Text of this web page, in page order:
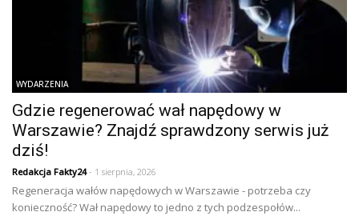
WYDARZENIA
Gdzie regenerować wał napędowy w
Warszawie? Znajdź sprawdzony serwis już
dziś!
Redakcja Fakty24- 1 sierpnia, 2026
Regeneracja wałów napędowych w Warszawie - potrzeba czy
konieczność? Wał napędowy to jedno z tych podzespołów...